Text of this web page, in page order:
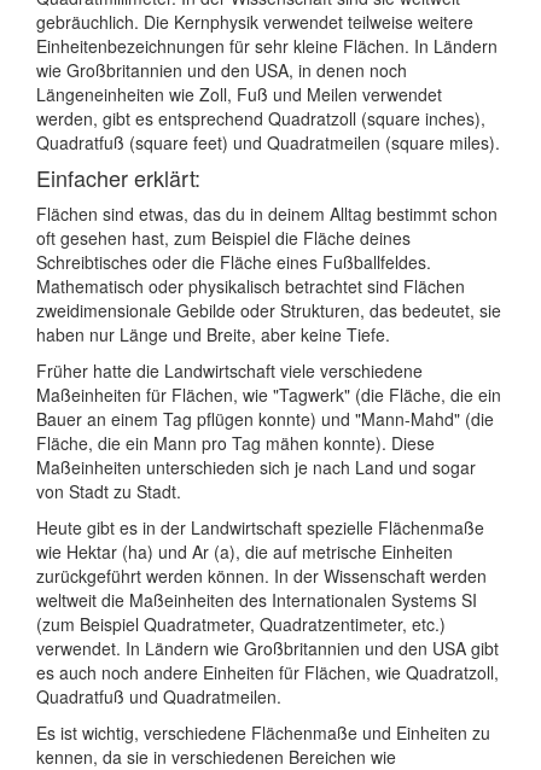
gebräuchlich. Die Kernphysik verwendet teilweise weitere
Einheitenbezeichnungen für sehr kleine Flächen. In Ländern
wie Großbritannien und den USA, in denen noch
Längeneinheiten wie Zoll, Fuß und Meilen verwendet
werden, gibt es entsprechend Quadratzoll (square inches),
Quadratfuß (square feet) und Quadratmeilen (square miles).
Einfacher erklärt:
Flächen sind etwas, das du in deinem Alltag bestimmt schon
oft gesehen hast, zum Beispiel die Fläche deines
Schreibtisches oder die Fläche eines Fußballfeldes.
Mathematisch oder physikalisch betrachtet sind Flächen
zweidimensionale Gebilde oder Strukturen, das bedeutet, sie
haben nur Länge und Breite, aber keine Tiefe.
Früher hatte die Landwirtschaft viele verschiedene
Maßeinheiten für Flächen, wie "Tagwerk" (die Fläche, die ein
Bauer an einem Tag pflügen konnte) und "Mann-Mahd" (die
Fläche, die ein Mann pro Tag mähen konnte). Diese
Maßeinheiten unterschieden sich je nach Land und sogar
von Stadt zu Stadt.
Heute gibt es in der Landwirtschaft spezielle Flächenmaße
wie Hektar (ha) und Ar (a), die auf metrische Einheiten
zurückgeführt werden können. In der Wissenschaft werden
weltweit die Maßeinheiten des Internationalen Systems SI
(zum Beispiel Quadratmeter, Quadratzentimeter, etc.)
verwendet. In Ländern wie Großbritannien und den USA gibt
es auch noch andere Einheiten für Flächen, wie Quadratzoll,
Quadratfuß und Quadratmeilen.
Es ist wichtig, verschiedene Flächenmaße und Einheiten zu
kennen, da sie in verschiedenen Bereichen wie